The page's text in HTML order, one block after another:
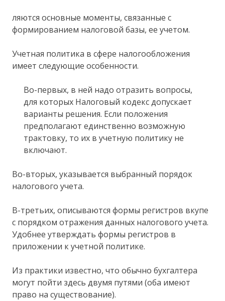
ляются основные моменты, связанные с
формированием налоговой базы, ее учетом.
Учетная политика в сфере налогообложения
имеет следующие особенности.
Во-первых, в ней надо отразить вопросы,
для которых Налоговый кодекс допускает
варианты решения. Если положения
предполагают единственно возможную
трактовку, то их в учетную политику не
включают.
Во-вторых, указывается выбранный порядок
налогового учета.
В-третьих, описываются формы регистров вкупе
с порядком отражения данных налогового учета.
Удобнее утверждать формы регистров в
приложении к учетной политике.
Из практики известно, что обычно бухгалтера
могут пойти здесь двумя путями (оба имеют
право на существование).